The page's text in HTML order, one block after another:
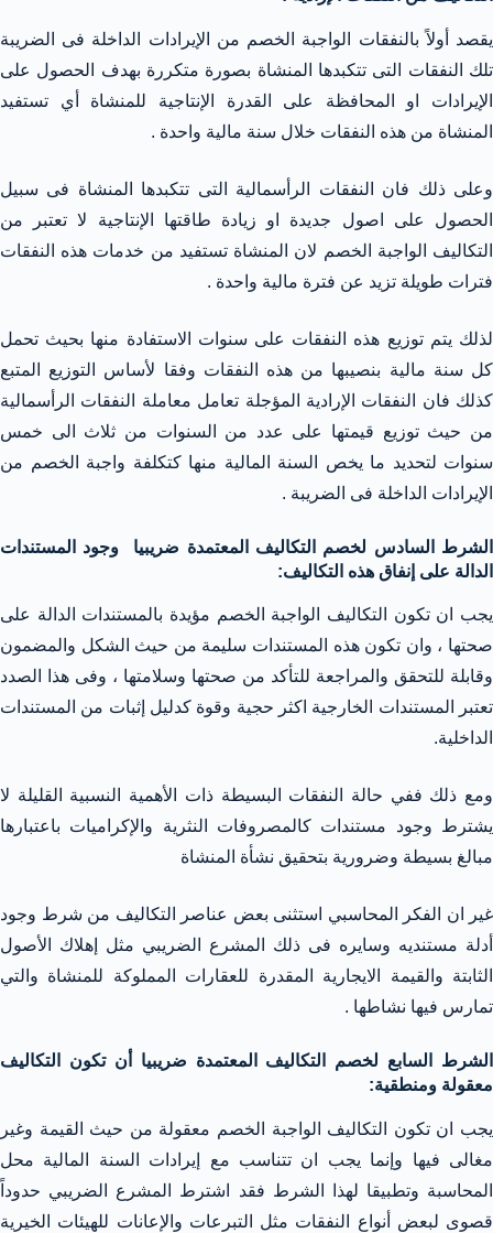
يقصد أولاً بالنفقات الواجبة الخصم من الإيرادات الداخلة فى الضريبة
تلك النفقات التى تتكبدها المنشاة بصورة متكررة بهدف الحصول على
الإيرادات او المحافظة على القدرة الإنتاجية للمنشاة أي تستفيد
المنشاة من هذه النفقات خلال سنة مالية واحدة .
وعلى ذلك فان النفقات الرأسمالية التى تتكبدها المنشاة فى سبيل
الحصول على اصول جديدة او زيادة طاقتها الإنتاجية لا تعتبر من
التكاليف الواجبة الخصم لان المنشاة تستفيد من خدمات هذه النفقات
فترات طويلة تزيد عن فترة مالية واحدة .
لذلك يتم توزيع هذه النفقات على سنوات الاستفادة منها بحيث تحمل
كل سنة مالية بنصيبها من هذه النفقات وفقا لأساس التوزيع المتبع
كذلك فان النفقات الإرادية المؤجلة تعامل معاملة النفقات الرأسمالية
من حيث توزيع قيمتها على عدد من السنوات من ثلاث الى خمس
سنوات لتحديد ما يخص السنة المالية منها كتكلفة واجبة الخصم من
الإيرادات الداخلة فى الضريبة .
الشرط السادس لخصم التكاليف المعتمدة ضريبيا وجود المستندات
الدالة على إنفاق هذه التكاليف:
يجب ان تكون التكاليف الواجبة الخصم مؤيدة بالمستندات الدالة على
صحتها ، وان تكون هذه المستندات سليمة من حيث الشكل والمضمون
وقابلة للتحقق والمراجعة للتأكد من صحتها وسلامتها ، وفى هذا الصدد
تعتبر المستندات الخارجية اكثر حجية وقوة كدليل إثبات من المستندات
الداخلية.
ومع ذلك ففي حالة النفقات البسيطة ذات الأهمية النسبية القليلة لا
يشترط وجود مستندات كالمصروفات النثرية والإكراميات باعتبارها
مبالغ بسيطة وضرورية بتحقيق نشأة المنشاة
غير ان الفكر المحاسبي استثنى بعض عناصر التكاليف من شرط وجود
أدلة مستنديه وسايره فى ذلك المشرع الضريبي مثل إهلاك الأصول
الثابتة والقيمة الايجارية المقدرة للعقارات المملوكة للمنشاة والتي
تمارس فيها نشاطها .
الشرط السابع لخصم التكاليف المعتمدة ضريبيا أن تكون التكاليف
معقولة ومنطقية:
يجب ان تكون التكاليف الواجبة الخصم معقولة من حيث القيمة وغير
مغالى فيها وإنما يجب ان تتناسب مع إيرادات السنة المالية محل
المحاسبة وتطبيقا لهذا الشرط فقد اشترط المشرع الضريبي حدوداً
قصوى لبعض أنواع النفقات مثل التبرعات والإعانات للهيئات الخيرية